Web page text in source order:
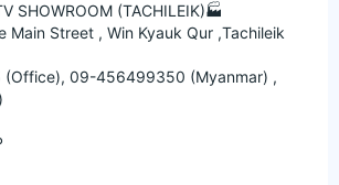
SHOWROOM (TACHILEIK)🏭
Main Street , Win Kyauk Qur ,Tachileik
09-456499350 (Myanmar) ,